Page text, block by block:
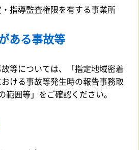
指導監査権限を有する事業所
ある事故等
等については、「指定地域密着
ける事故等発生時の報告事務取
囲等」をご確認ください。